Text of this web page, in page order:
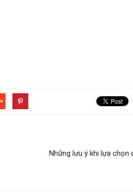
Những lưu ý khi lựa chọn